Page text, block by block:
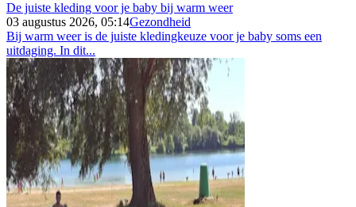
De juiste kleding voor je baby bij warm weer
03 augustus 2026, 05:14Gezondheid
Bij warm weer is de juiste kledingkeuze voor je baby soms een
uitdaging. In dit...